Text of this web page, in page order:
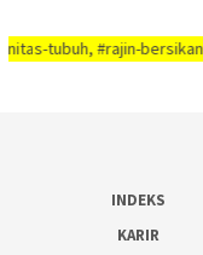
#rajin-bersikan-diri-
INDEKS
KARIR